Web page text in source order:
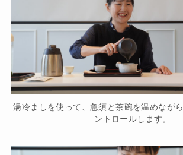
湯冷ましを使って、急須と茶碗を温めなが
ントロールします。